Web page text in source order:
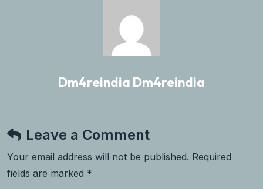
Dm4reindia Dm4reindia
Leave a Comment
Your email address will not be published. Required
fields are marked *